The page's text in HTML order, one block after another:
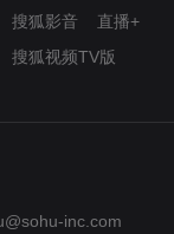
搜狐影音
直播+
搜狐视频TV版
inc.com